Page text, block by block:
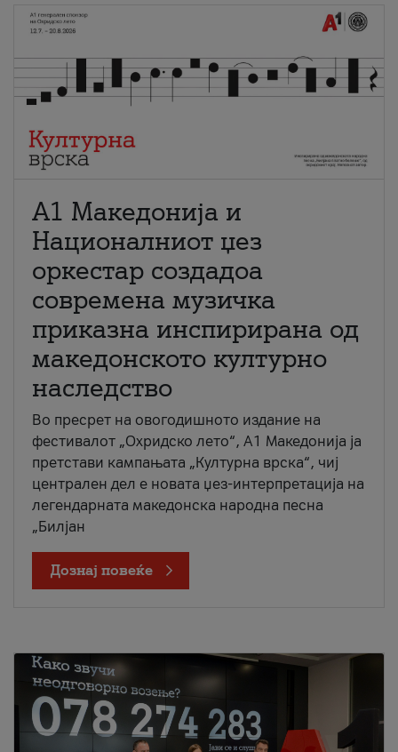
А1 Македонија и
Националниот џез
оркестар создадоа
современа музичка
приказна инспирирана од
македонското културно
наследство
Во пресрет на овогодишното издание на
фестивалот „Охридско лето“, А1 Македонија ја
претстави кампањата „Културна врска“, чиј
централен дел е новата џез-интерпретација на
легендарната македонска народна песна
„Билјан
Дознај повеќе